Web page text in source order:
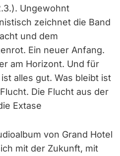
Ungewohnt
zeichnet die Band
und dem
Ein neuer Anfang.
am Horizont. Und für
alles gut. Was bleibt ist
Die Flucht aus der
Extase
von Grand Hotel
mit der Zukunft, mit